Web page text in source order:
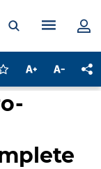
Ouvrir laMenu
Connectez-vous
Augmenter la